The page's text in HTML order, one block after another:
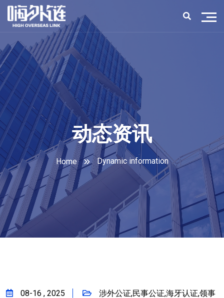
动态资讯
Home Dynamic information
08-16 , 2025
涉外公证,民事公证,海牙认证,领事